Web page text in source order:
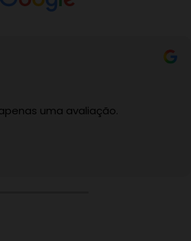
uma avaliação.